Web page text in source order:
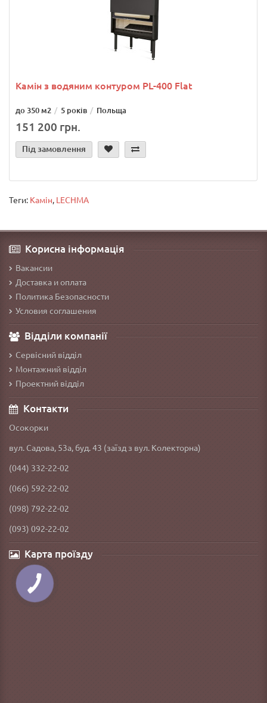
Камін з водяним контуром PL-400 Flat
до 350 м2 5 років Польща
151 200 грн.
Під замовлення
Теги: Камін, LECHMA
Корисна інформація
Вакансии
Доставка и оплата
Политика Безопасности
Условия соглашения
Відділи компанії
Сервісний відділ
Монтажний відділ
Проектний відділ
Контакти
Осокорки
вул. Садова, 53а, буд. 43 (заїзд з вул. Колекторна)
(044) 332-22-02
(066) 592-22-02
(098) 792-22-02
(093) 092-22-02
Карта проїзду